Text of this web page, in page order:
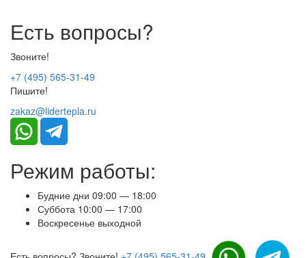
Есть вопросы?
Звоните!
+7 (495) 565-31-49
Пишите!
zakaz@lidertepla.ru
Режим работы:
Будние дни 09:00 — 18:00
Суббота 10:00 — 17:00
Воскресенье выходной